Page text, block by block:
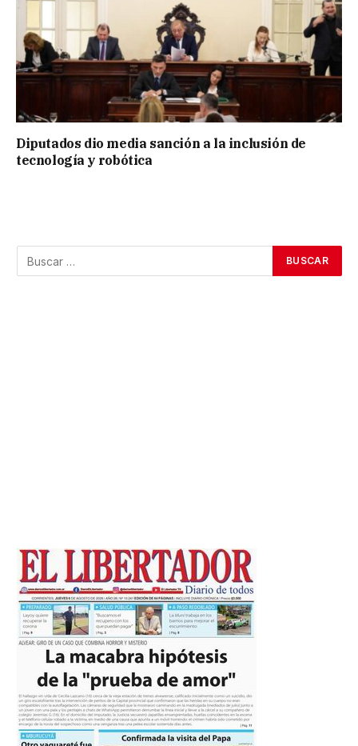
Diputados dio media sanción a la inclusión de
tecnología y robótica